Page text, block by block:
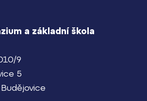
a základní škola
9
5